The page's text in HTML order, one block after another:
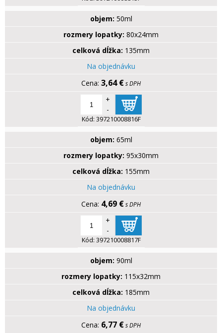
objem: 50ml
rozmery lopatky: 80x24mm
celková dĺžka: 135mm
Na objednávku
3,64 €s DPH
+
-
Kód: 397210008816F
objem: 65ml
rozmery lopatky: 95x30mm
celková dĺžka: 155mm
Na objednávku
4,69 €s DPH
+
-
Kód: 397210008817F
objem: 90ml
rozmery lopatky: 115x32mm
celková dĺžka: 185mm
Na objednávku
6,77 €s DPH